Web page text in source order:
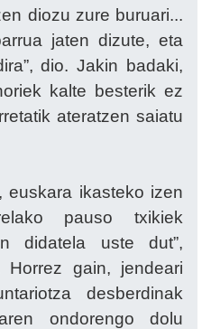
diozu zure buruari...
jaten dizute, eta
dio. Jakin badaki,
kalte besterik ez
ateratzen saiatu
euskara ikasteko izen
pauso txikiek
didatela uste dut”,
gain, jendeari
desberdinak
ondorengo dolu